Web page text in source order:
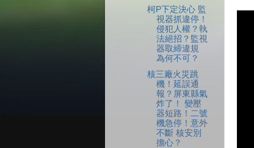
柯P下定決心 監
視器抓違停！
侵犯人權？執
法絕招？監視
器取締違規
為何不可？
核三廠火災跳
機！延誤通
報？屏東縣氣
炸了！ 變壓
器短路！二號
機急停！意外
不斷 核安別
擔心？